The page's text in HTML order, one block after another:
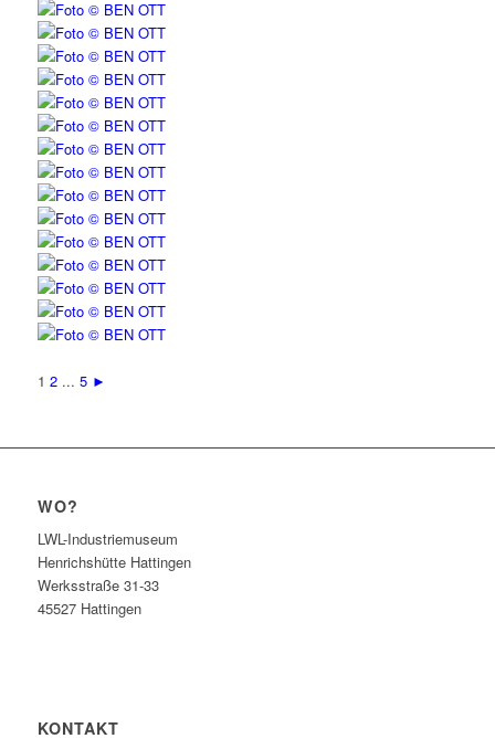
1 2 ... 5 ►
WO?
LWL-Industriemuseum
Henrichshütte Hattingen
Werksstraße 31-33
45527 Hattingen
KONTAKT